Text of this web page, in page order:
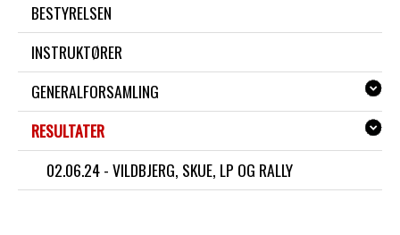
BESTYRELSEN
INSTRUKTØRER
GENERALFORSAMLING
RESULTATER
02.06.24 - VILDBJERG, SKUE, LP OG RALLY